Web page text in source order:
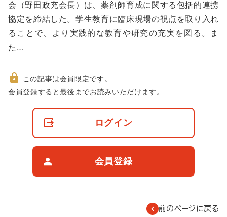
動会（野田政充会長）は、薬剤師育成に関する包括的連携
協定を締結した。学生教育に臨床現場の視点を取り入れ
ることで、より実践的な教育や研究の充実を図る。ま
た…
非
この記事は会員限定です。
会員登録すると最後までお読みいただけます。
ログイン
会員登録
前のページに戻る